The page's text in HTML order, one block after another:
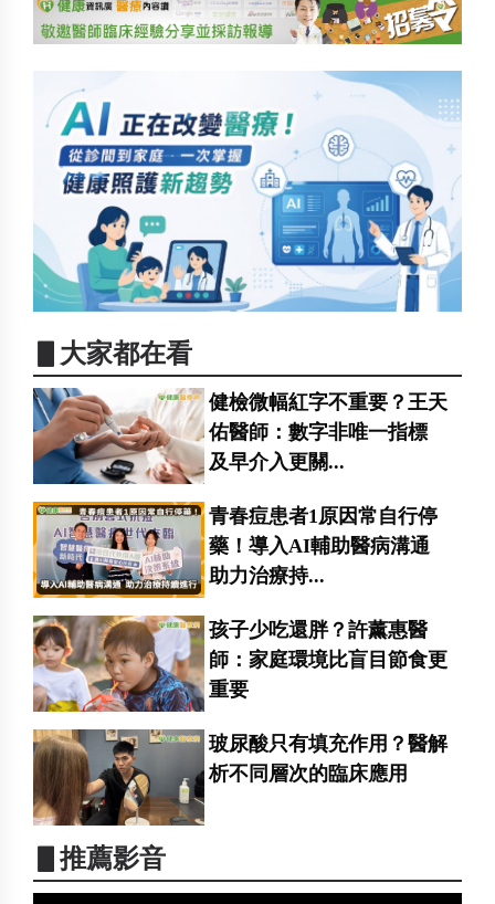
▋大家都在看
健檢微幅紅字不重要？王天
佑醫師：數字非唯一指標
及早介入更關...
青春痘患者1原因常自行停
藥！導入AI輔助醫病溝通
助力治療持...
孩子少吃還胖？許薰惠醫
師：家庭環境比盲目節食更
重要
玻尿酸只有填充作用？醫解
析不同層次的臨床應用
▋推薦影音